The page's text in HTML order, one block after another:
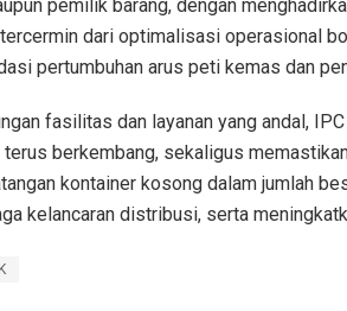
pemilik barang, dengan
dari optimalisasi operasional
pertumbuhan arus peti kemas dan
fasilitas dan layanan yang andal,
berkembang, sekaligus
kontainer kosong dalam jumlah
kelancaran distribusi, serta